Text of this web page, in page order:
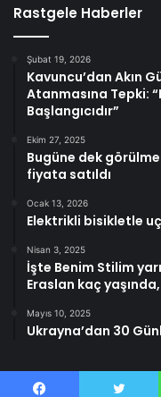
Rastgele Haberler
Şubat 19, 2026
Kavuncu’dan Akın
Atanmasına Tepki:
Başlangıcıdır”
Ekim 27, 2025
Bugüne dek
fiyata satıldı
Ocak 13, 2026
Elektrikli bisikletle
Nisan 3, 2025
İşte Benim Stilim
Eraslan kaç
Mayıs 10, 2025
Ukrayna’dan 30